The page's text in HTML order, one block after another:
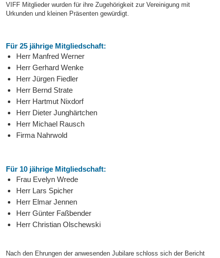
VIFF Mitglieder wurden für ihre Zugehörigkeit zur Vereinigung mit
Urkunden und kleinen Präsenten gewürdigt.
Für 25 jährige Mitgliedschaft:
Herr Manfred Werner
Herr Gerhard Wenke
Herr Jürgen Fiedler
Herr Bernd Strate
Herr Hartmut Nixdorf
Herr Dieter Junghärtchen
Herr Michael Rausch
Firma Nahrwold
Für 10 jährige Mitgliedschaft:
Frau Evelyn Wrede
Herr Lars Spicher
Herr Elmar Jennen
Herr Günter Faßbender
Herr Christian Olschewski
Nach den Ehrungen der anwesenden Jubilare schloss sich der Bericht